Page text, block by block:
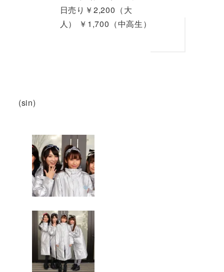
日売り￥2,200（大
人） ￥1,700（中高生）
(sin)